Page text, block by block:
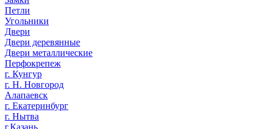
Петли
Угольники
Двери
Двери деревянные
Двери металлические
Перфокрепеж
г. Кунгур
г. Н. Новгород
Алапаевск
г. Екатеринбург
г. Нытва
г.Казань